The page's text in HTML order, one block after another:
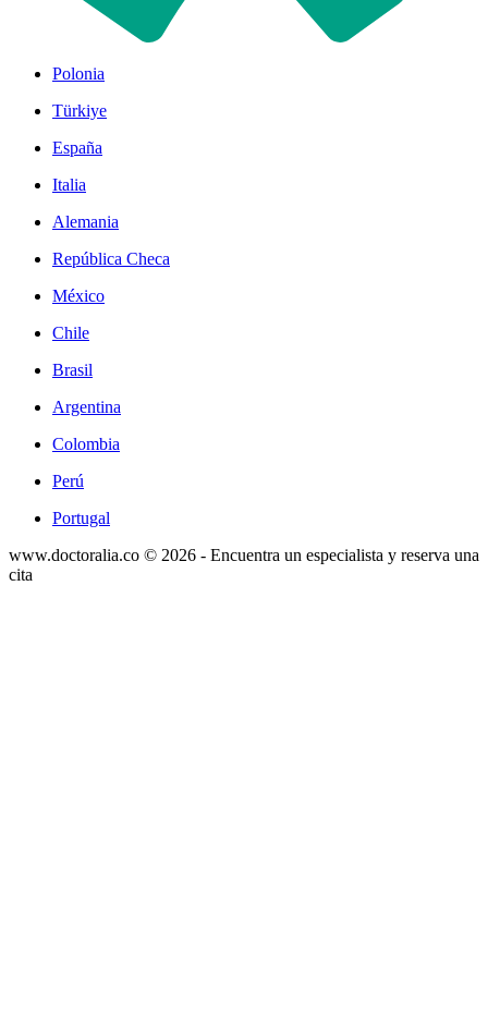
Polonia
Türkiye
España
Italia
Alemania
República Checa
México
Chile
Brasil
Argentina
Colombia
Perú
Portugal
www.doctoralia.co © 2026 - Encuentra un especialista y reserva una
cita